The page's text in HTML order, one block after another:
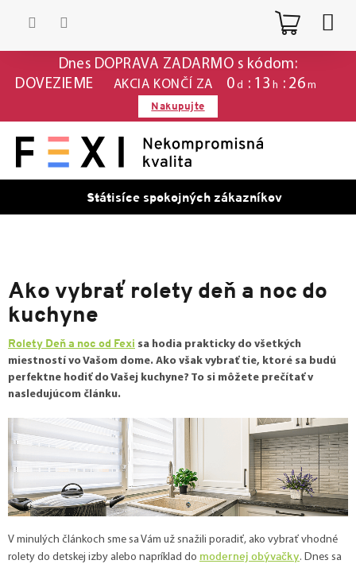
Dnes DOPRAVA ZADARMO s kódom:
DOVEZIEME
AKCIA KONČÍ ZA 0 d 13 h 26 m
Nakupujte
Státisíce spokojných zákazníkov
Ako vybrať rolety deň a noc do
kuchyne
Rolety Deň a noc od Fexi sa hodia prakticky do všetkých
miestností vo Vašom dome. Ako však vybrať tie, ktoré sa budú
perfektne hodiť do Vašej kuchyne? To si môžete prečítať v
nasledujúcom článku.
V minulých článkoch sme sa Vám už snažili poradiť, ako vybrať vhodné
rolety do detskej izby alebo napríklad do modernej obývačky. Dnes sa